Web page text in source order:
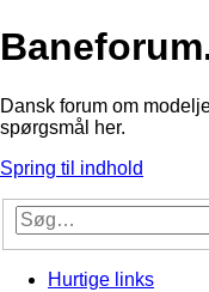
Dansk forum om
spørgsmål her.
Spring til indhold
Hurtige links